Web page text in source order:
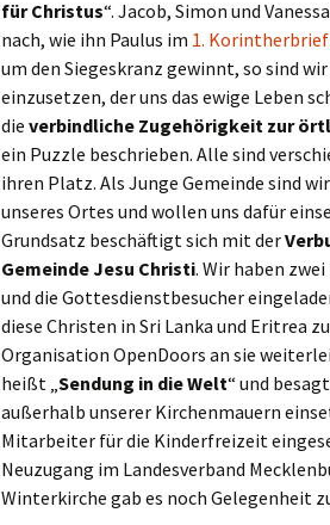
für Christus“. Jacob, Simon und
nach, wie ihn Paulus im 1. Korintherbrief
um den Siegeskranz gewinnt, so sind
einzusetzen, der uns das ewige Leben
die verbindliche Zugehörigkeit zur
ein Puzzle beschrieben. Alle sind
ihren Platz. Als Junge Gemeinde sind
unseres Ortes und wollen uns dafür
Grundsatz beschäftigt sich mit der
Gemeinde Jesu Christi. Wir haben
und die Gottesdienstbesucher
diese Christen in Sri Lanka und Eritrea
Organisation OpenDoors an sie
heißt „Sendung in die Welt“ und
außerhalb unserer Kirchenmauern
Mitarbeiter für die Kinderfreizeit
Neuzugang im Landesverband
Winterkirche gab es noch Gelegenheit